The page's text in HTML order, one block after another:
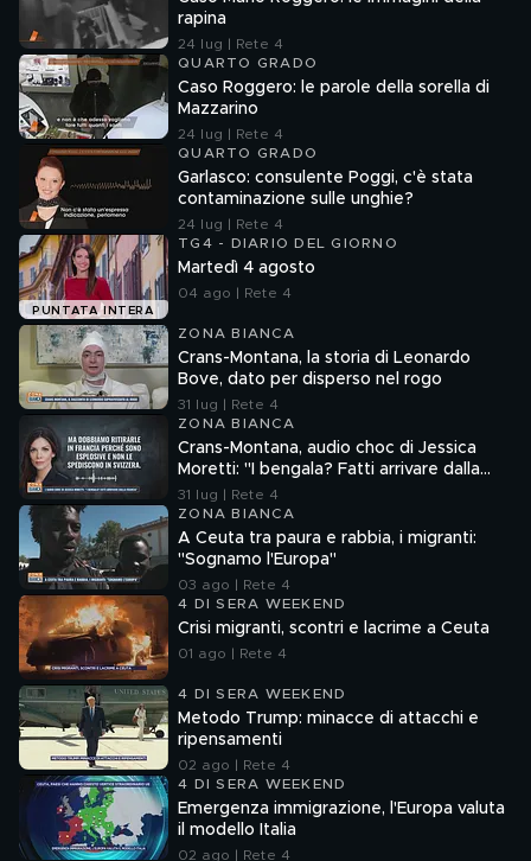
rapina
24 lug | Rete 4
QUARTO GRADO
Caso Roggero: le parole della sorella di
Mazzarino
24 lug | Rete 4
QUARTO GRADO
Garlasco: consulente Poggi, c'è stata
contaminazione sulle unghie?
24 lug | Rete 4
PUNTATA INTERA
TG4 - DIARIO DEL GIORNO
Martedì 4 agosto
04 ago | Rete 4
ZONA BIANCA
Crans-Montana, la storia di Leonardo
Bove, dato per disperso nel rogo
31 lug | Rete 4
ZONA BIANCA
Crans-Montana, audio choc di Jessica
Moretti: "I bengala? Fatti arrivare dalla
Francia"
31 lug | Rete 4
ZONA BIANCA
A Ceuta tra paura e rabbia, i migranti:
"Sognamo l'Europa"
03 ago | Rete 4
4 DI SERA WEEKEND
Crisi migranti, scontri e lacrime a Ceuta
01 ago | Rete 4
4 DI SERA WEEKEND
Metodo Trump: minacce di attacchi e
ripensamenti
02 ago | Rete 4
4 DI SERA WEEKEND
Emergenza immigrazione, l'Europa valuta
il modello Italia
02 ago | Rete 4